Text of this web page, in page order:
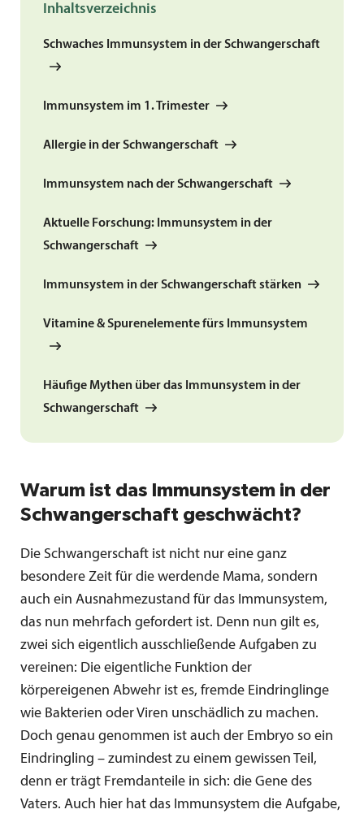
Inhaltsverzeichnis
Schwaches Immunsystem in der Schwangerschaft
Immunsystem im 1. Trimester
Allergie in der Schwangerschaft
Immunsystem nach der Schwangerschaft
Aktuelle Forschung: Immunsystem in der
Schwangerschaft
Immunsystem in der Schwangerschaft stärken
Vitamine & Spurenelemente fürs Immunsystem
Häufige Mythen über das Immunsystem in der
Schwangerschaft
Warum ist das Immunsystem in der
Schwangerschaft geschwächt?
Die Schwangerschaft ist nicht nur eine ganz
besondere Zeit für die werdende Mama, sondern
auch ein Ausnahmezustand für das Immunsystem,
das nun mehrfach gefordert ist. Denn nun gilt es,
zwei sich eigentlich ausschließende Aufgaben zu
vereinen: Die eigentliche Funktion der
körpereigenen Abwehr ist es, fremde Eindringlinge
wie Bakterien oder Viren unschädlich zu machen.
Doch genau genommen ist auch der Embryo so ein
Eindringling – zumindest zu einem gewissen Teil,
denn er trägt Fremdanteile in sich: die Gene des
Vaters. Auch hier hat das Immunsystem die Aufgabe,